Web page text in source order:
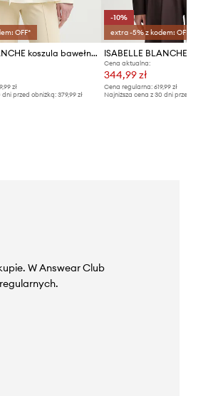
OFF*
ISABELLE BLANCHE koszula bawełniana
zł
dni przed obniżką:379,99 zł
-10%
extra -5% z kodem: OFF*
ISABELLE BLANCHE
Cena aktualna:
344,99 zł
Cena regularna: 619,99 zł
Najniższa cena z 30 dni przed obniżką:
W Answear Club